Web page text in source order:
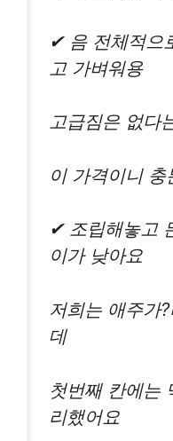
✔ 음 전체적으
고 가벼워용
고급짐은 없다
이 가격이니
✔ 조립해놓고
이가 낮아요
저희는 애주가
데
첫번째 칸에는
리했어요